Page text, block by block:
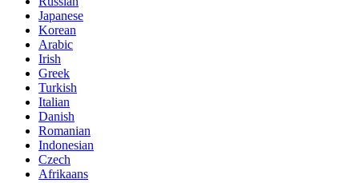
Japanese
Korean
Arabic
Irish
Greek
Turkish
Italian
Danish
Romanian
Indonesian
Czech
Afrikaans